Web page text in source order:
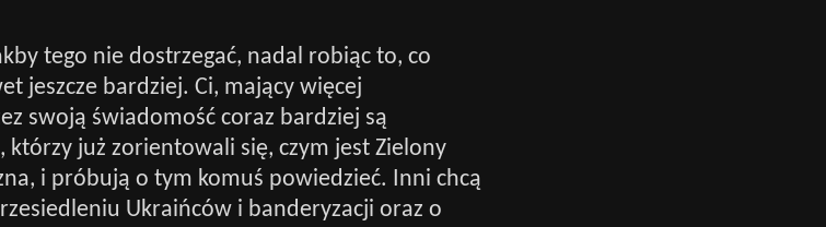
tego nie dostrzegać, nadal robiąc to, co
jeszcze bardziej. Ci, mający więcej
swoją świadomość coraz bardziej są
już zorientowali się, czym jest Zielony
i próbują o tym komuś powiedzieć. Inni chcą
Ukraińców i banderyzacji oraz o